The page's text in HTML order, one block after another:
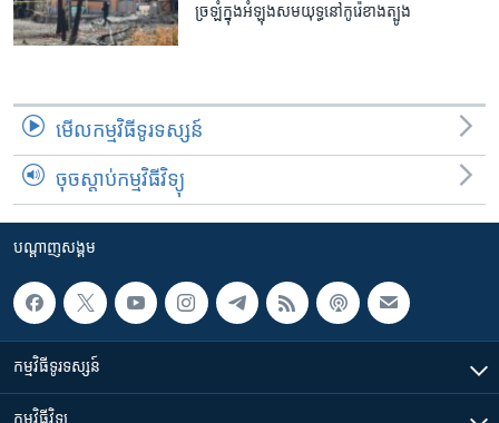
ច្រឡំក្នុងអំឡុងសមយុទ្ធនៅកូរ៉េខាងត្បូង
មើល​កម្មវិធី​ទូរទស្សន៍
ចុចស្តាប់កម្មវិធីវិទ្យុ
បណ្តាញ​សង្គម
កម្មវិធី​ទូរទស្សន៍
កម្មវិធី​វិទ្យុ